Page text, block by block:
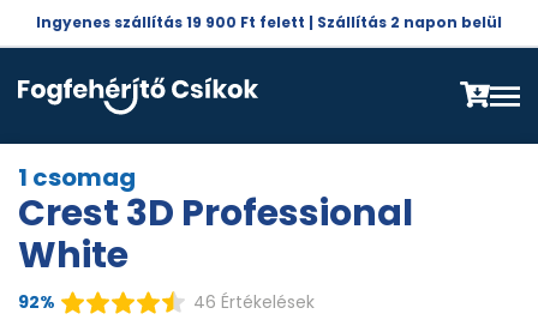
Ingyenes szállítás 19 900 Ft felett | Szállítás 2 napon belül
1 csomag
Crest 3D Professional
White
92% 46 Értékelések